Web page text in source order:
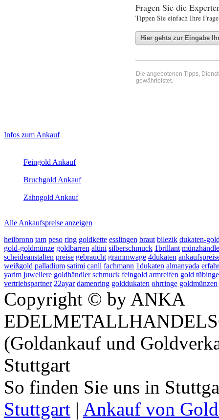
Fragen Sie die
Tippen Sie einfach Ihre
Die angebotenen Tipps,
gewährleistet.
Sidebar
Infos zum Ankauf
Feingold Ankauf
Bruchgold Ankauf
Zahngold Ankauf
Alle Ankaufspreise anzeigen
heilbronn tam peso ring goldkette esslingen braut bilezik dukaten-
gold-goldmünze goldbarren altini silberschmuck 1brillant
scheideanstalten preise gebraucht grammwage 4dukaten
weißgold palladium satimi canli fachmann 1dukaten almanyada
yarim juweliere goldhändler schmuck feingold armreifen gold
vertriebspartner 22ayar damenring golddukaten ohrringe goldmünzen
Copyright © by ANKA
(Goldankauf und
Stuttgart
So finden Sie uns in
Stuttgart | Ankauf von